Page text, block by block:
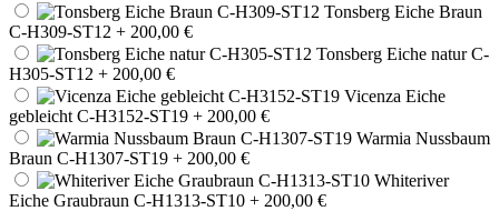
Tonsberg Eiche Braun
C-H309-ST12 + 200,00 €
Tonsberg Eiche natur C-
H305-ST12 + 200,00 €
Vicenza Eiche
gebleicht C-H3152-ST19 + 200,00 €
Warmia Nussbaum
Braun C-H1307-ST19 + 200,00 €
Whiteriver
Eiche Graubraun C-H1313-ST10 + 200,00 €